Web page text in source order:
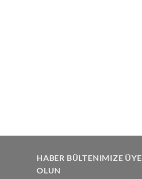
HABER BÜLTENIMIZE ÜYE
OLUN